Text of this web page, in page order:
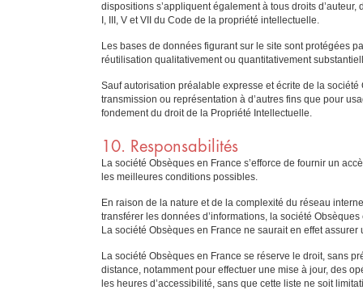
dispositions s’appliquent également à tous droits
I, III, V et VII du Code de la propriété intellectuelle.
Les bases de données figurant sur le site sont protégées
réutilisation qualitativement ou quantitativement
Sauf autorisation préalable expresse et écrite de la
transmission ou représentation à d’autres fins que pour
fondement du droit de la Propriété Intellectuelle.
10. Responsabilités
La société Obsèques en France s’efforce de fournir un
les meilleures conditions possibles.
En raison de la nature et de la complexité du réseau
transférer les données d’informations, la société
La société Obsèques en France ne saurait en effet
La société Obsèques en France se réserve le droit, sans
distance, notamment pour effectuer une mise à jour, des
les heures d’accessibilité, sans que cette liste ne soit